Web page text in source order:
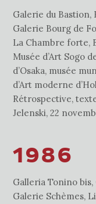
Galerie du Bastion,
Galerie Bourg de
La Chambre forte,
Musée d’Art Sogo
d’Osaka, musée
d’Art moderne
Rétrospective,
Jelenski, 22
1986
Galleria Tonino bis,
Galerie Schèmes,